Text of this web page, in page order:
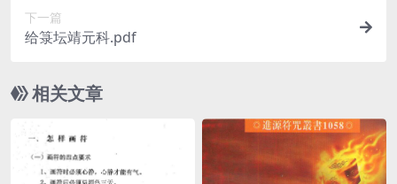
下一篇
给箓坛靖元科.pdf
相关文章